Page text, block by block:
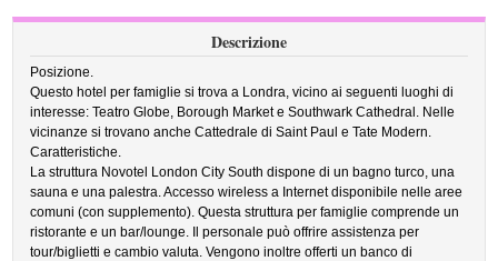
Descrizione
Posizione.
Questo hotel per famiglie si trova a Londra, vicino ai seguenti luoghi di
interesse: Teatro Globe, Borough Market e Southwark Cathedral. Nelle
vicinanze si trovano anche Cattedrale di Saint Paul e Tate Modern.
Caratteristiche.
La struttura Novotel London City South dispone di un bagno turco, una
sauna e una palestra. Accesso wireless a Internet disponibile nelle aree
comuni (con supplemento). Questa struttura per famiglie comprende un
ristorante e un bar/lounge. Il personale può offrire assistenza per
tour/biglietti e cambio valuta. Vengono inoltre offerti un banco di